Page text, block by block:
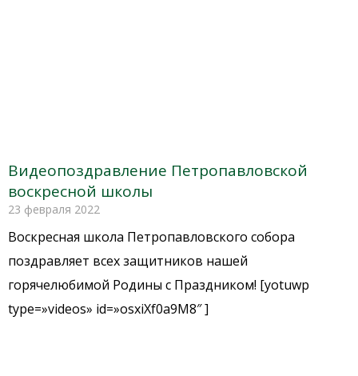
Видеопоздравление Петропавловской
воскресной школы
23 февраля 2022
Воскресная школа Петропавловского собора
поздравляет всех защитников нашей
горячелюбимой Родины с Праздником! [yotuwp
type=»videos» id=»osxiXf0a9M8″ ]